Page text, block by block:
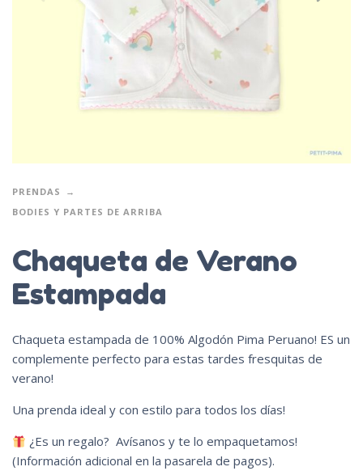
PRENDAS
BODIES Y PARTES DE ARRIBA
Chaqueta de Verano
Estampada
Chaqueta estampada de 100% Algodón Pima Peruano! ES un
complemente perfecto para estas tardes fresquitas de
verano!
Una prenda ideal y con estilo para todos los días!
¿Es un regalo? Avísanos y te lo empaquetamos!
(Información adicional en la pasarela de pagos).